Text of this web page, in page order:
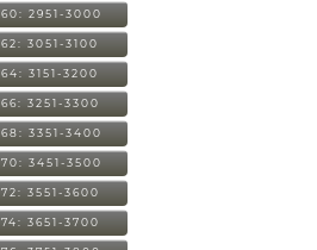
60: 2951-3000
62: 3051-3100
64: 3151-3200
66: 3251-3300
68: 3351-3400
70: 3451-3500
72: 3551-3600
74: 3651-3700